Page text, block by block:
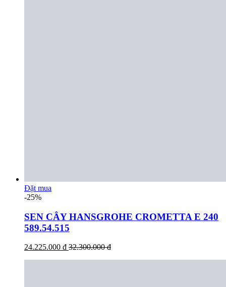
Đặt mua
-25%
SEN CÂY HANSGROHE CROMETTA E 240
589.54.515
24.225.000 đ 32.300.000 đ